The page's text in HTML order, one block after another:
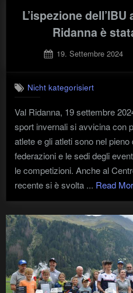
L’ispezione
Ridanna è
Posted
19. Settembre 2024
Nicht kategorisiert
Val Ridanna, 19 settembre
sport invernali si avvicina con
atlete e gli atleti sono nel
federazioni e le sedi degli
le competizioni. Anche al
recente si è svolta ... Read